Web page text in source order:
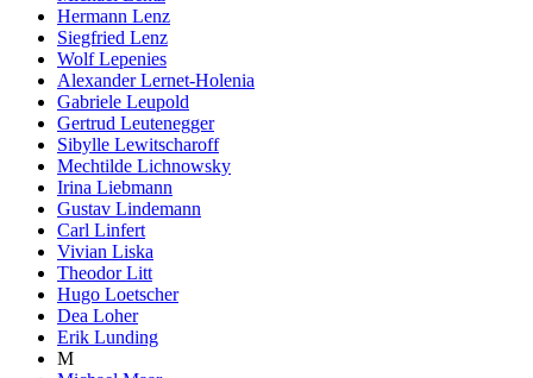
Hermann Lenz
Siegfried Lenz
Wolf Lepenies
Alexander Lernet-Holenia
Gabriele Leupold
Gertrud Leutenegger
Sibylle Lewitscharoff
Mechtilde Lichnowsky
Irina Liebmann
Gustav Lindemann
Carl Linfert
Vivian Liska
Theodor Litt
Hugo Loetscher
Dea Loher
Erik Lunding
M